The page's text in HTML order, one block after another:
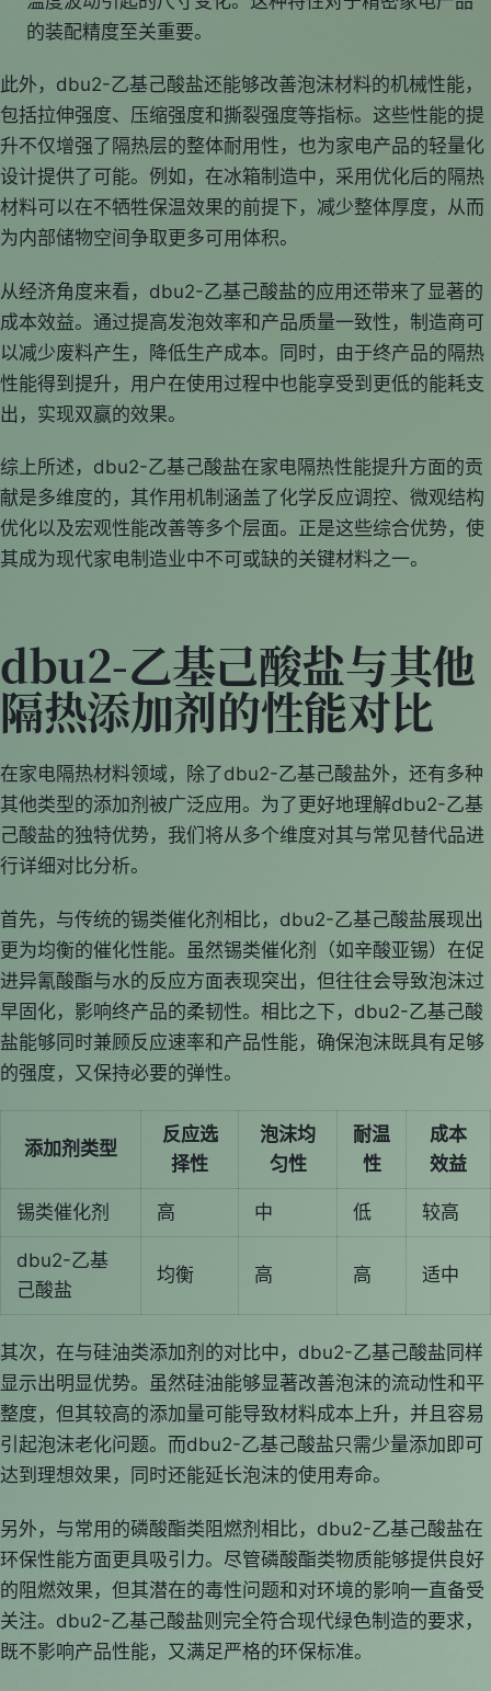
的装配精度至关重要。
此外，dbu2-乙基己酸盐还能够改善泡沫材料的机械性能，
包括拉伸强度、压缩强度和撕裂强度等指标。这些性能的提
升不仅增强了隔热层的整体耐用性，也为家电产品的轻量化
设计提供了可能。例如，在冰箱制造中，采用优化后的隔热
材料可以在不牺牲保温效果的前提下，减少整体厚度，从而
为内部储物空间争取更多可用体积。
从经济角度来看，dbu2-乙基己酸盐的应用还带来了显著的
成本效益。通过提高发泡效率和产品质量一致性，制造商可
以减少废料产生，降低生产成本。同时，由于终产品的隔热
性能得到提升，用户在使用过程中也能享受到更低的能耗支
出，实现双赢的效果。
综上所述，dbu2-乙基己酸盐在家电隔热性能提升方面的贡
献是多维度的，其作用机制涵盖了化学反应调控、微观结构
优化以及宏观性能改善等多个层面。正是这些综合优势，使
其成为现代家电制造业中不可或缺的关键材料之一。
dbu2-乙基己酸盐与其他
隔热添加剂的性能对比
在家电隔热材料领域，除了dbu2-乙基己酸盐外，还有多种
其他类型的添加剂被广泛应用。为了更好地理解dbu2-乙基
己酸盐的独特优势，我们将从多个维度对其与常见替代品进
行详细对比分析。
首先，与传统的锡类催化剂相比，dbu2-乙基己酸盐展现出
更为均衡的催化性能。虽然锡类催化剂（如辛酸亚锡）在促
进异氰酸酯与水的反应方面表现突出，但往往会导致泡沫过
早固化，影响终产品的柔韧性。相比之下，dbu2-乙基己酸
盐能够同时兼顾反应速率和产品性能，确保泡沫既具有足够
的强度，又保持必要的弹性。
添加剂类型
反应选
择性
泡沫均
匀性
耐温
性
成本
效益
锡类催化剂
高 中 低
较高
dbu2-乙基
己酸盐
均衡 高 高 适中
其次，在与硅油类添加剂的对比中，dbu2-乙基己酸盐同样
显示出明显优势。虽然硅油能够显著改善泡沫的流动性和平
整度，但其较高的添加量可能导致材料成本上升，并且容易
引起泡沫老化问题。而dbu2-乙基己酸盐只需少量添加即可
达到理想效果，同时还能延长泡沫的使用寿命。
另外，与常用的磷酸酯类阻燃剂相比，dbu2-乙基己酸盐在
环保性能方面更具吸引力。尽管磷酸酯类物质能够提供良好
的阻燃效果，但其潜在的毒性问题和对环境的影响一直备受
关注。dbu2-乙基己酸盐则完全符合现代绿色制造的要求，
既不影响产品性能，又满足严格的环保标准。